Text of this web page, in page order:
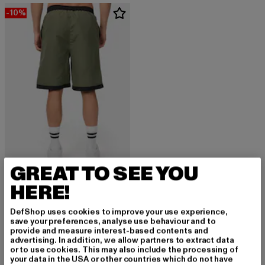
-10%
LONSDALE LONDON
Clennell
26,99 EUR
Derzeitiger Preis: 26,99 EUR
29,99 EURAktionspreis: 29,99 EUR
GREAT TO SEE YOU
HERE!
DefShop uses cookies to improve your use experience,
save your preferences, analyse use behaviour and to
provide and measure interest-based contents and
advertising. In addition, we allow partners to extract data
or to use cookies. This may also include the processing of
your data in the USA or other countries which do not have